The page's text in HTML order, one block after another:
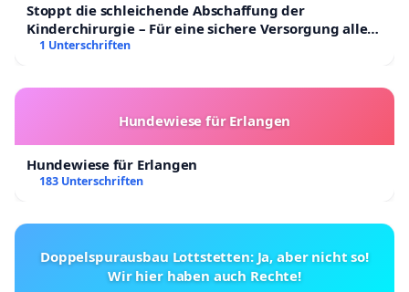
Stoppt die schleichende Abschaffung der
Kinderchirurgie – Für eine sichere Versorgung aller
Kinder in Deutschland
1 Unterschriften
Hundewiese für Erlangen
Hundewiese für Erlangen
183 Unterschriften
Doppelspurausbau Lottstetten: Ja, aber nicht so!
Wir hier haben auch Rechte!